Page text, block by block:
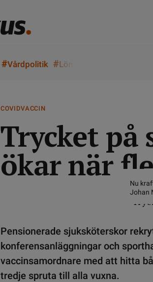
#Vårdpolitik #Lön
COVIDVACCIN
Trycket på
ökar när
Nu
Johan
Pensionerade sjuksköterskor
konferensanläggningar och
vaccinsamordnare med att hitta
tredje spruta till alla vuxna.